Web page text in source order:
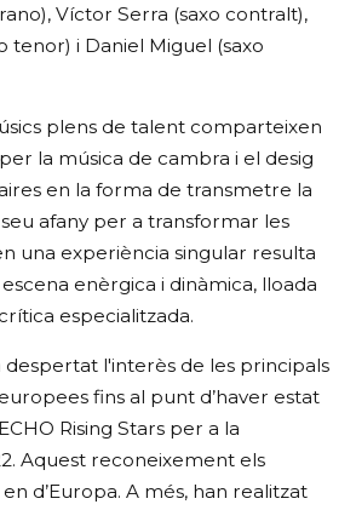
Víctor Serra (saxo contralt),
tenor) i Daniel Miguel (saxo
plens de talent comparteixen
la música de cambra i el desig
en la forma de transmetre la
seu afany per a transformar les
una experiència singular resulta
enèrgica i dinàmica, lloada
especialitzada.
despertat l'interès de les principals
fins al punt d’haver estat
Rising Stars per a la
Aquest reconeixement els
d’Europa. A més, han realitzat